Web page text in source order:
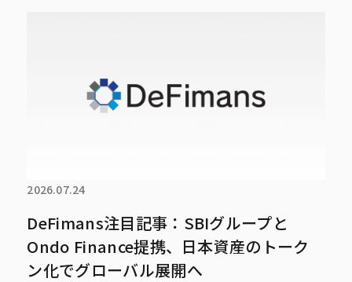
2026.07.24
DeFimans注目記事：SBIグループと
Ondo Finance提携、日本資産のトーク
ン化でグローバル展開へ